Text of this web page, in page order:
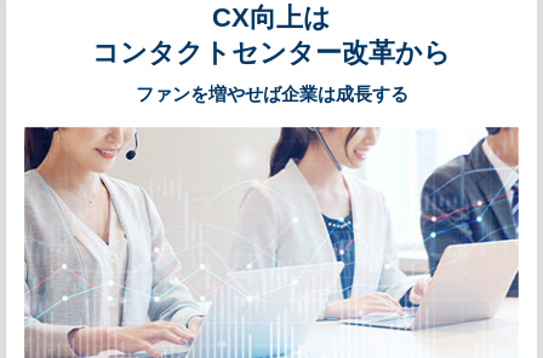
CX向上は
コンタクトセンター改革から
ファンを増やせば企業は成長する